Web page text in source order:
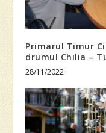
Primarul Timur
drumul Chilia –
28/11/2022